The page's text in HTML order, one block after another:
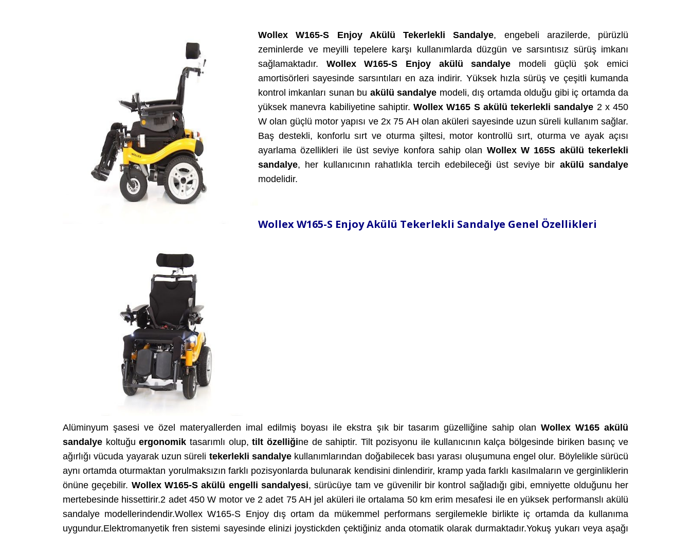
Wollex W165-S Enjoy Akülü Tekerlekli Sandalye, engebeli arazilerde, pürüzlü
zeminlerde ve meyilli tepelere karşı kullanımlarda düzgün ve sarsıntısız sürüş imkanı
sağlamaktadır. Wollex W165-S Enjoy akülü sandalye modeli güçlü şok emici
amortisörleri sayesinde sarsıntıları en aza indirir. Yüksek hızla sürüş ve çeşitli kumanda
kontrol imkanları sunan bu akülü sandalye modeli, dış ortamda olduğu gibi iç ortamda da
yüksek manevra kabiliyetine sahiptir. Wollex W165 S akülü tekerlekli sandalye 2 x 450
W olan güçlü motor yapısı ve 2x 75 AH olan aküleri sayesinde uzun süreli kullanım sağlar.
Baş destekli, konforlu sırt ve oturma şiltesi, motor kontrollü sırt, oturma ve ayak açısı
ayarlama özellikleri ile üst seviye konfora sahip olan Wollex W 165S akülü tekerlekli
sandalye, her kullanıcının rahatlıkla tercih edebileceği üst seviye bir akülü sandalye
modelidir.
Wollex W165-S Enjoy Akülü Tekerlekli Sandalye Genel Özellikleri
Alüminyum şasesi ve özel materyallerden imal edilmiş boyası ile ekstra şık bir tasarım güzelliğine sahip olan Wollex W165 akülü
sandalye koltuğuergonomik tasarımlı olup,tilt özelliğine de sahiptir. Tilt pozisyonu ile kullanıcının kalça bölgesinde biriken basınç ve
ağırlığı vücuda yayarak uzun süreli tekerlekli sandalye kullanımlarından doğabilecek bası yarası oluşumuna engel olur. Böylelikle sürücü
aynı ortamda oturmaktan yorulmaksızın farklı pozisyonlarda bulunarak kendisini dinlendirir, kramp yada farklı kasılmaların ve gerginliklerin
önüne geçebilir. Wollex W165-S akülü engelli sandalyesi, sürücüye tam ve güvenilir bir kontrol sağladığı gibi, emniyette olduğunu her
mertebesinde hissettirir.2 adet 450 W motor ve 2 adet 75 AH jel aküleri ile ortalama 50 km erim mesafesi ile en yüksek performanslı akülü
sandalye modellerindendir.Wollex W165-S Enjoy dış ortam da mükemmel performans sergilemekle birlikte iç ortamda da kullanıma
uygundur.Elektromanyetik fren sistemi sayesinde elinizi joystickden çektiğiniz anda otomatik olarak durmaktadır.Yokuş yukarı veya aşağı